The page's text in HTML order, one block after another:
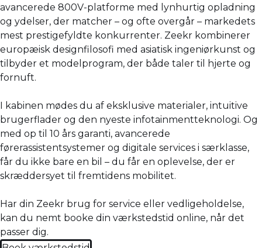
avancerede 800V-platforme med lynhurtig opladning
og ydelser, der matcher – og ofte overgår – markedets
mest prestigefyldte konkurrenter. Zeekr kombinerer
europæisk designfilosofi med asiatisk ingeniørkunst og
tilbyder et modelprogram, der både taler til hjerte og
fornuft.
I kabinen mødes du af eksklusive materialer, intuitive
brugerflader og den nyeste infotainmentteknologi. Og
med op til 10 års garanti, avancerede
førerassistentsystemer og digitale services i særklasse,
får du ikke bare en bil – du får en oplevelse, der er
skræddersyet til fremtidens mobilitet.
Har din Zeekr brug for service eller vedligeholdelse,
kan du nemt booke din værkstedstid online, når det
passer dig.